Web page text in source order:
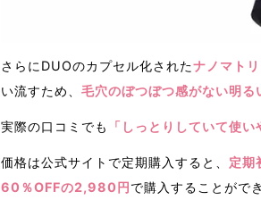
さらにDUOのカプセル化されたナノマト
い流すため、 毛穴のぼつぼつ感がない明る
実際の口コミでも 「しっとりしていて使い
価格は公式サイトで定期購入すると、 定期
60％OFFの2,980円で購入することがで